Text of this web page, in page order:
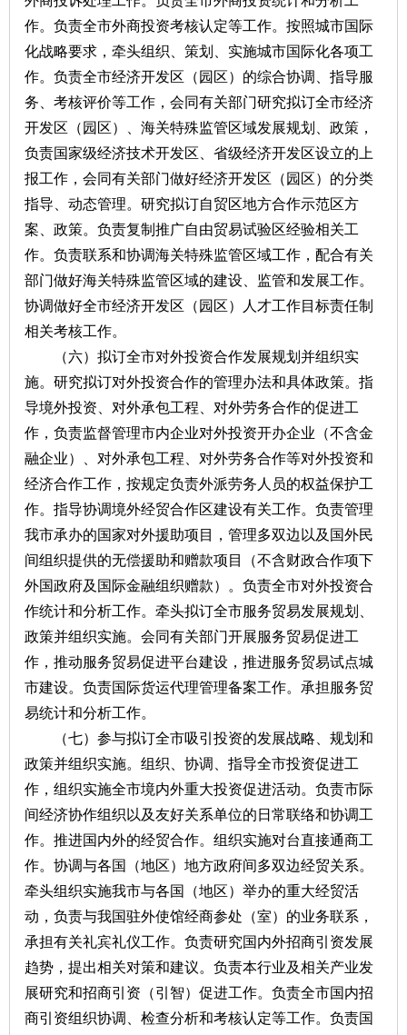
作。负责全市外商投资考核认定等工作。按照城市国际
化战略要求，牵头组织、策划、实施城市国际化各项工
作。负责全市经济开发区（园区）的综合协调、指导服
务、考核评价等工作，会同有关部门研究拟订全市经济
开发区（园区）、海关特殊监管区域发展规划、政策，
负责国家级经济技术开发区、省级经济开发区设立的上
报工作，会同有关部门做好经济开发区（园区）的分类
指导、动态管理。研究拟订自贸区地方合作示范区方
案、政策。负责复制推广自由贸易试验区经验相关工
作。负责联系和协调海关特殊监管区域工作，配合有关
部门做好海关特殊监管区域的建设、监管和发展工作。
协调做好全市经济开发区（园区）人才工作目标责任制
相关考核工作。
（六）拟订全市对外投资合作发展规划并组织实
施。研究拟订对外投资合作的管理办法和具体政策。指
导境外投资、对外承包工程、对外劳务合作的促进工
作，负责监督管理市内企业对外投资开办企业（不含金
融企业）、对外承包工程、对外劳务合作等对外投资和
经济合作工作，按规定负责外派劳务人员的权益保护工
作。指导协调境外经贸合作区建设有关工作。负责管理
我市承办的国家对外援助项目，管理多双边以及国外民
间组织提供的无偿援助和赠款项目（不含财政合作项下
外国政府及国际金融组织赠款）。负责全市对外投资合
作统计和分析工作。牵头拟订全市服务贸易发展规划、
政策并组织实施。会同有关部门开展服务贸易促进工
作，推动服务贸易促进平台建设，推进服务贸易试点城
市建设。负责国际货运代理管理备案工作。承担服务贸
易统计和分析工作。
（七）参与拟订全市吸引投资的发展战略、规划和
政策并组织实施。组织、协调、指导全市投资促进工
作，组织实施全市境内外重大投资促进活动。负责市际
间经济协作组织以及友好关系单位的日常联络和协调工
作。推进国内外的经贸合作。组织实施对台直接通商工
作。协调与各国（地区）地方政府间多双边经贸关系。
牵头组织实施我市与各国（地区）举办的重大经贸活
动，负责与我国驻外使馆经商参处（室）的业务联系，
承担有关礼宾礼仪工作。负责研究国内外招商引资发展
趋势，提出相关对策和建议。负责本行业及相关产业发
展研究和招商引资（引智）促进工作。负责全市国内招
商引资组织协调、检查分析和考核认定等工作。负责国